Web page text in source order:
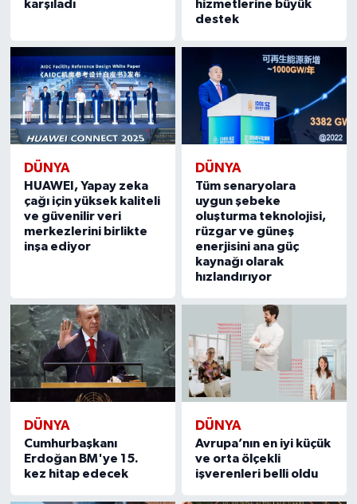
karşıladı
hizmetlerine büyük
destek
DÜNYA
HUAWEI, Yapay zeka
çağı için yüksek kaliteli
ve güvenilir veri
merkezlerini birlikte
inşa ediyor
DÜNYA
Tüm senaryolara
uygun şebeke
oluşturma teknolojisi,
rüzgar ve güneş
enerjisini ana güç
kaynağı olarak
hızlandırıyor
DÜNYA
Cumhurbaşkanı
Erdoğan BM'ye 15.
kez hitap edecek
DÜNYA
Avrupa’nın en iyi küçük
ve orta ölçekli
işverenleri belli oldu